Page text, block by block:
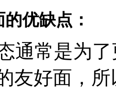
优缺点：
常是为了
友好面，